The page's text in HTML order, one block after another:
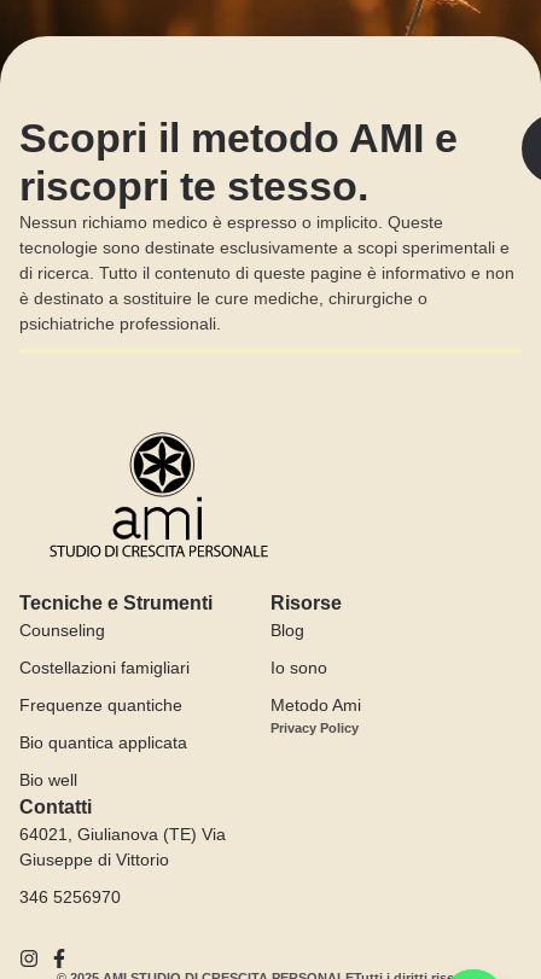
Scopri il metodo AMI e
riscopri te stesso.
Nessun richiamo medico è espresso o implicito. Queste
tecnologie sono destinate esclusivamente a scopi sperimentali e
di ricerca. Tutto il contenuto di queste pagine è informativo e non
è destinato a sostituire le cure mediche, chirurgiche o
psichiatriche professionali.
Tecniche e Strumenti
Counseling
Costellazioni famigliari
Frequenze quantiche
Bio quantica applicata
Bio well
Risorse
Blog
Io sono
Metodo Ami
Privacy Policy
Contatti
64021, Giulianova (TE) Via
Giuseppe di Vittorio
346 5256970